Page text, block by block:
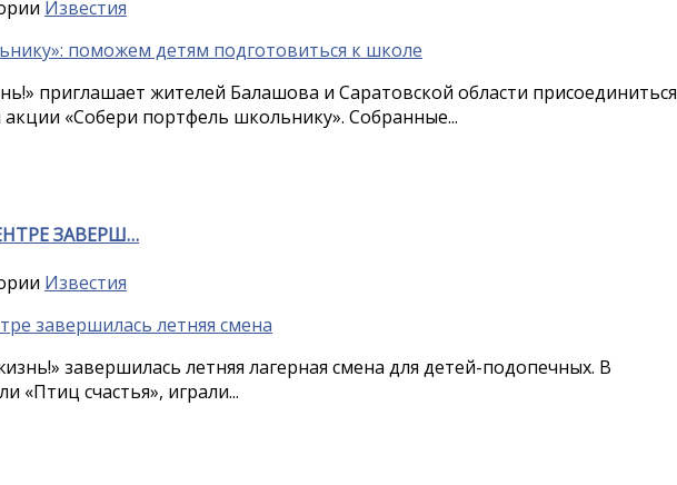
Известия
приглашает жителей Балашова и Саратовской области присоединиться
«Собери портфель школьнику». Собранные...
ЗАВЕРШ…
Известия
завершилась летняя лагерная смена для детей-подопечных. В
«Птиц счастья», играли...